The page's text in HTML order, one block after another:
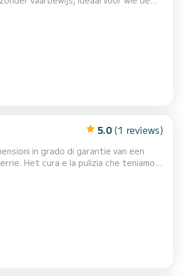
de goed geplaatste en
en de kracht van de motor goe...
5.0 (1 reviews)
Het cura e la pulizia che teniamo a
voor een ander tipo di noleggio;